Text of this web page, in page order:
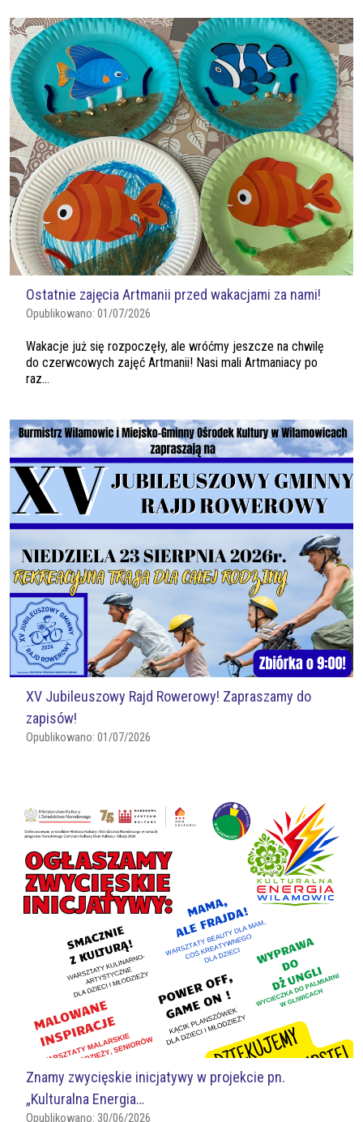
Ostatnie zajęcia Artmanii przed wakacjami za nami!
Opublikowano: 01/07/2026
Wakacje już się rozpoczęły, ale wróćmy jeszcze na chwilę
do czerwcowych zajęć Artmanii! Nasi mali Artmaniacy po
raz...
XV Jubileuszowy Rajd Rowerowy! Zapraszamy do
zapisów!
Opublikowano: 01/07/2026
Znamy zwycięskie inicjatywy w projekcie pn.
„Kulturalna Energia…
Opublikowano: 30/06/2026